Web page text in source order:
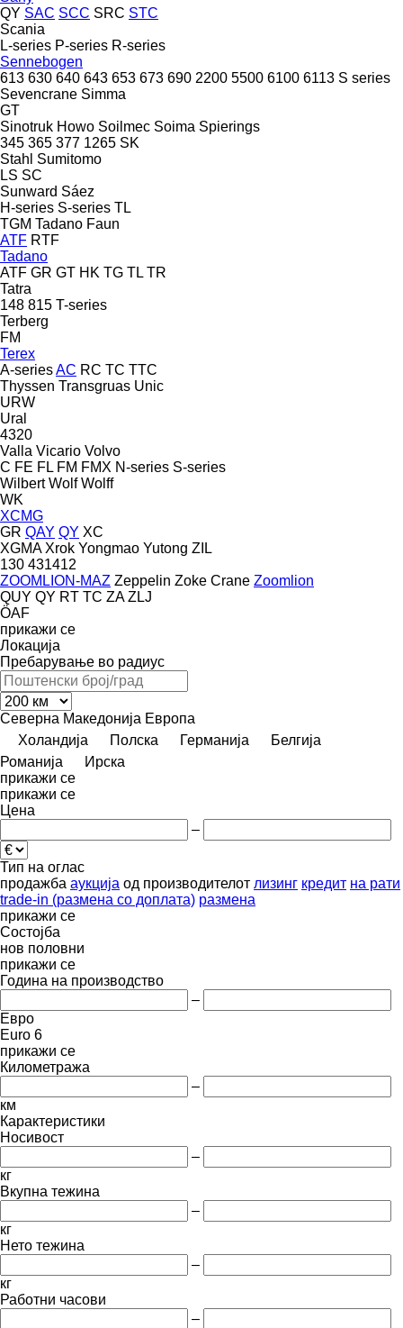
QY SAC SCC SRC STC
Scania
L-series P-series R-series
Sennebogen
613 630 640 643 653 673 690 2200 5500 6100 6113 S series
Sevencrane Simma
GT
Sinotruk Howo Soilmec Soima Spierings
345 365 377 1265 SK
Stahl Sumitomo
LS SC
Sunward Sáez
H-series S-series TL
TGM Tadano Faun
ATF RTF
Tadano
ATF GR GT HK TG TL TR
Tatra
148 815 T-series
Terberg
FM
Terex
A-seriesAC RC TC TTC
Thyssen Transgruas Unic
URW
Ural
4320
Valla Vicario Volvo
C FE FL FM FMX N-series S-series
Wilbert Wolf Wolff
WK
XCMG
GR QAY QY XC
XGMA Xrok Yongmao Yutong ZIL
130 431412
ZOOMLION-MAZ Zeppelin Zoke Crane Zoomlion
QUY QY RT TC ZA ZLJ
ÖAF
прикажи се
Локација
Пребарување во радиус
Северна Македонија Европа
Холандија
Полска Германија
Белгија
Романија
Ирска
прикажи се
прикажи се
Цена
–
Тип на оглас
продажба аукција од производителот лизинг кредит на рати
trade-in (размена со доплата) размена
прикажи се
Состојба
нов половни
прикажи се
Година на производство
–
Евро
Euro 6
прикажи се
Километража
–
км
Карактеристики
Носивост
–
кг
Вкупна тежина
–
кг
Нето тежина
–
кг
Работни часови
–